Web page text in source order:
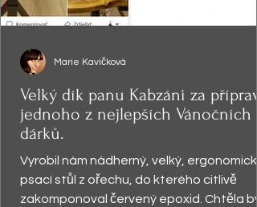
Velký dík panu Kabzáni za
jednoho z nejlepších Vánočních
dárků.
Vyrobil nám nádherný, velký, ergonomický
psací stůl z ořechu, do kterého citlivě
zakomponoval červený epoxid. Chtěla
Marie Kavičková